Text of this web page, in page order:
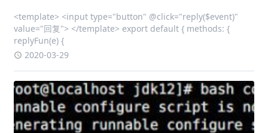
<template> <input type="button" @click="reply($event)"
value="回复"> </template> export default { methods: {
replyFun(e) {
2020-03-29